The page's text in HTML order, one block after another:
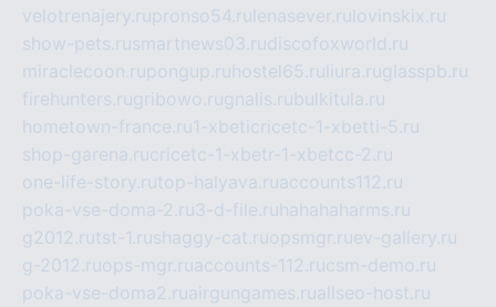
velotrenajery.rupronso54.ru lenasever.ru lovinskix.ru
show-pets.rusmartnews03.rudiscofoxworld.ru
miraclecoon.rupongup.ru hostel65.ru liura.ruglasspb.ru
firehunters.rugribowo.rugnalis.rubulkitula.ru
hometown-france.ru1-xbeticricetc-1-xbetti-5.ru
shop-garena.rucricetc-1-xbetr-1-xbetcc-2.ru
one-life-story.rutop-halyava.ruaccounts112.ru
poka-vse-doma-2.ru3-d-file.ru hahahaharms.ru
g2012.rutst-1.rushaggy-cat.ruopsmgr.ruev-gallery.ru
g-2012.ruops-mgr.ruaccounts-112.rucsm-demo.ru
poka-vse-doma2.ruairgungames.ruallseo-host.ru